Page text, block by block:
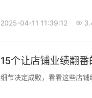
2025-04-11 11:39:12
15个让店铺业绩翻番
细节决定成败，看看这些店铺